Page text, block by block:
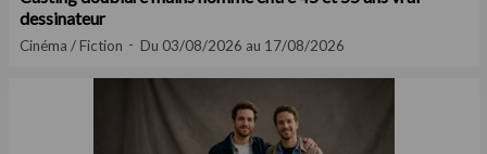
dessinateur
Cinéma / Fiction Du 03/08/2026 au 17/08/2026